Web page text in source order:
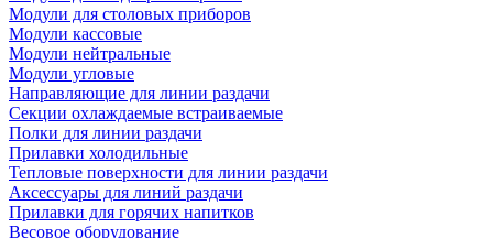
Модули для столовых приборов
Модули кассовые
Модули нейтральные
Модули угловые
Направляющие для линии раздачи
Секции охлаждаемые встраиваемые
Полки для линии раздачи
Прилавки холодильные
Тепловые поверхности для линии раздачи
Аксессуары для линий раздачи
Прилавки для горячих напитков
Весовое оборудование